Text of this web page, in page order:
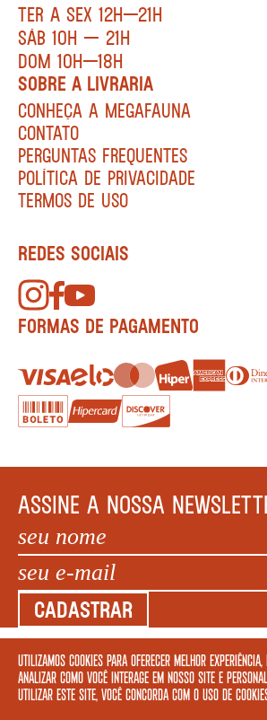
Utilizamos cookies para oferecer melhor experiência,
analizar como você interage em nosso site e
utilizar este site, você concorda com o uso de
TER A SEX 12H—21H
SÁB 10H — 21H
DOM 10H—18H
SOBRE A LIVRARIA
CONHEÇA A MEGAFAUNA
CONTATO
PERGUNTAS FREQUENTES
POLÍTICA DE PRIVACIDADE
TERMOS DE USO
REDES SOCIAIS
FORMAS DE PAGAMENTO
ASSINE A NOSSA
CADASTRAR
COPYRIGHT MEGAFAUNA LIVRARIA LTDA. - CNPJ: 34.840.986/
IPIRANGA, 200 LOJA 5 - SÃO PAULO – SP 01046 010. © 2022
RESERVADOS.